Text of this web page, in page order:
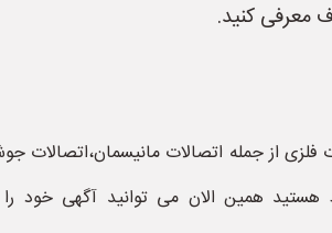
معرفی کنید.
از جمله اتصالات مانیسمان،اتصالات
همین الان می توانید آگهی خود